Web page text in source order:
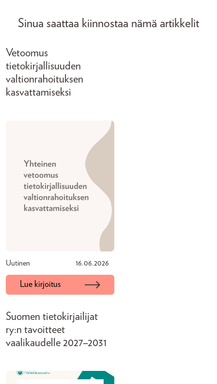
Sinua saattaa kiinnostaa nämä artikkelit
Vetoomus
tietokirjallisuuden
valtionrahoituksen
kasvattamiseksi
Uutinen 16.06.2026
Lue kirjoitus
Suomen tietokirjailijat
ry:n tavoitteet
vaalikaudelle 2027–2031